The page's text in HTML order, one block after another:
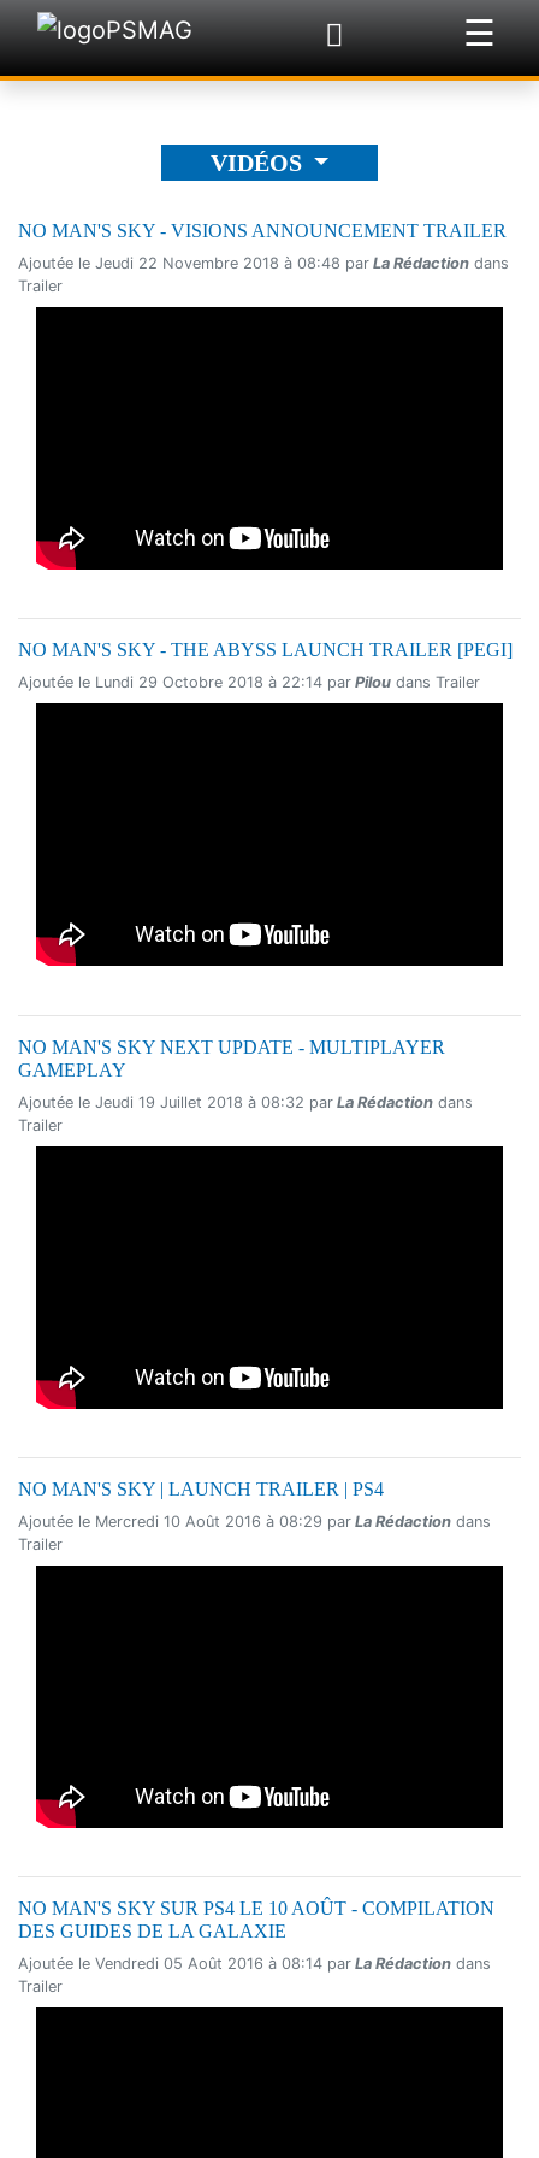
☰
×
VIDÉOS
NO MAN'S SKY - VISIONS ANNOUNCEMENT TRAILER
Ajoutée le Jeudi 22 Novembre 2018 à 08:48 par La Rédaction dans
Trailer
NO MAN'S SKY - THE ABYSS LAUNCH TRAILER [PEGI]
Ajoutée le Lundi 29 Octobre 2018 à 22:14 par Pilou dans Trailer
NO MAN'S SKY NEXT UPDATE - MULTIPLAYER
GAMEPLAY
Ajoutée le Jeudi 19 Juillet 2018 à 08:32 par La Rédaction dans
Trailer
NO MAN'S SKY | LAUNCH TRAILER | PS4
Ajoutée le Mercredi 10 Août 2016 à 08:29 par La Rédaction dans
Trailer
NO MAN'S SKY SUR PS4 LE 10 AOÛT - COMPILATION
DES GUIDES DE LA GALAXIE
Ajoutée le Vendredi 05 Août 2016 à 08:14 par La Rédaction dans
Trailer